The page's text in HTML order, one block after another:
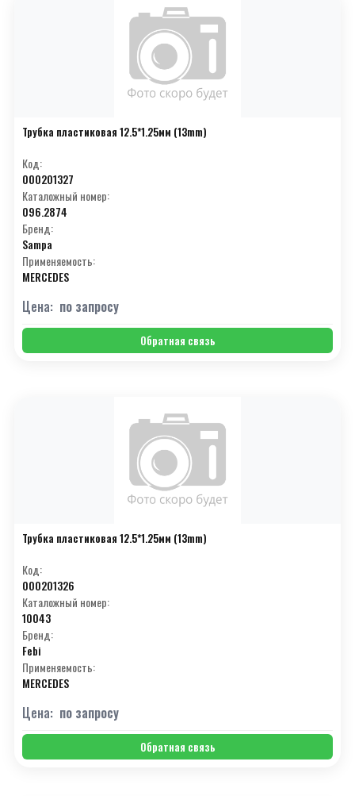
Трубка пластиковая 12.5*1.25мм (13mm)
Код:
000201327
Каталожный номер:
096.2874
Бренд:
Sampa
Применяемость:
MERCEDES
Цена: по запросу
Обратная связь
Трубка пластиковая 12.5*1.25мм (13mm)
Код:
000201326
Каталожный номер:
10043
Бренд:
Febi
Применяемость:
MERCEDES
Цена: по запросу
Обратная связь